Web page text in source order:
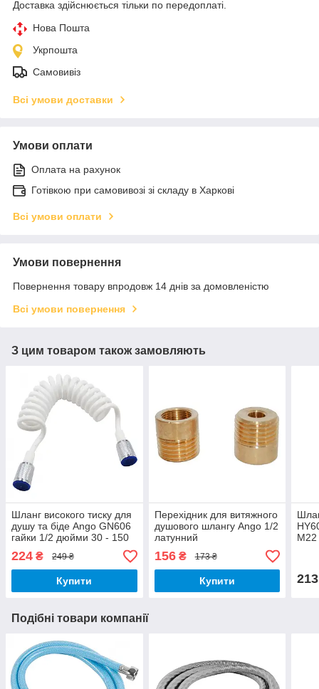
Доставка здійснюється тільки по передоплаті.
Нова Пошта
Укрпошта
Самовивіз
Всі умови доставки
Умови оплати
Оплата на рахунок
Готівкою при самовивозі зі складу в Харкові
Всі умови оплати
Умови повернення
Повернення товару впродовж 14 днів за домовленістю
Всі умови повернення
З цим товаром також замовляють
Шланг високого тиску для
душу та біде Ango GN606
гайки 1/2 дюйми 30 - 150
см ПВХ латунні гайки
посилений
224 ₴ 249 ₴
Купити
Перехідник для витяжного
душового шлангу Ango 1/2
латунний
156₴ 173 ₴
Купити
М22
213
Подібні товари компанії